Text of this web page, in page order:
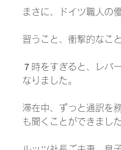
まさに、ドイツ職人の
習うこと、衝撃的なこ
７時をすぎると、レバ
なりました。
滞在中、ずっと通訳を
も聞くことができました